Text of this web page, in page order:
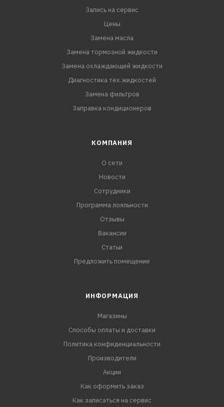
Запись на сервис
Цены
Замена масла
Замена тормозной жидкости
Замена охлаждающей жидкости
Диагностика тех.жидкостей
Замена фильтров
Заправка кондиционеров
КОМПАНИЯ
О сети
Новости
Сотрудники
Программа лояльности
Отзывы
Вакансии
Статьи
Предложить помещение
ИНФОРМАЦИЯ
Магазины
Способы оплаты и доставки
Политика конфиденциальности
Производители
Акции
Как оформить заказ
Как записаться на сервис